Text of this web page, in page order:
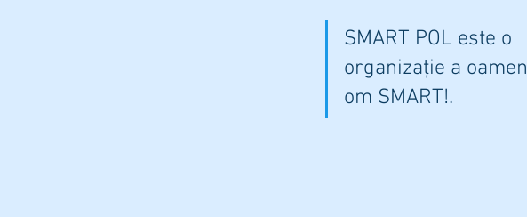
SMART POL este o
organizație a
om SMART!.